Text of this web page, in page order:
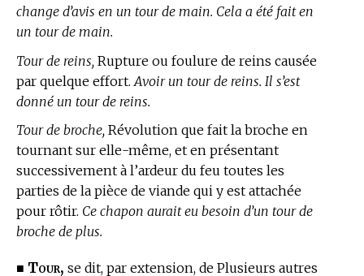
change d’avis en un tour de main. Cela a été fait en
un tour de main.
Tour de reins, Rupture ou foulure de reins causée
par quelque effort. Avoir un tour de reins. Il s’est
donné un tour de reins.
Tour de broche, Révolution que fait la broche en
tournant sur elle-même, et en présentant
successivement à l’ardeur du feu toutes les
parties de la pièce de viande qui y est attachée
pour rôtir. Ce chapon aurait eu besoin d’un tour de
broche de plus.
■ Tour, se dit, par extension, de Plusieurs autres